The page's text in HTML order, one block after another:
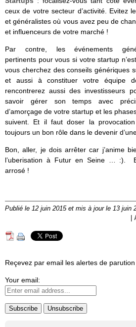
ceux de votre secteur d’activité. Evitez
et généralistes où vous avez peu de
et influenceurs de votre marché !
Par contre, les événements
pertinents pour vous si votre startup
vous cherchez des conseils génériques
et aussi à constituer votre équipe
rencontrerez aussi des investisseurs
savoir gérer son temps avec
d’amorçage de votre startup et les
suivent. Et il faut doser la
toujours un bon rôle dans le devenir
Bon, aller, je dois arrêter car j’anime
l’uberisation à Futur en Seine … :).
arrosé !
Publié le 12 juin 2015 et mis à jour le 13 juin
Reçevez par email les alertes de
Your email: